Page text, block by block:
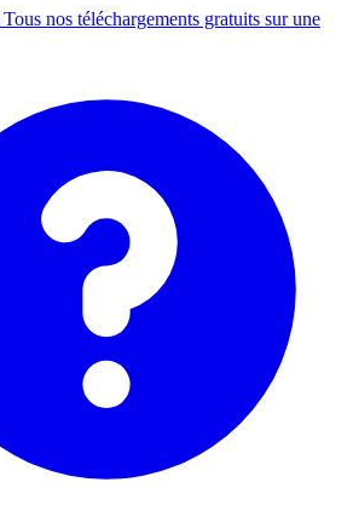
Tous nos téléchargements gratuits sur une